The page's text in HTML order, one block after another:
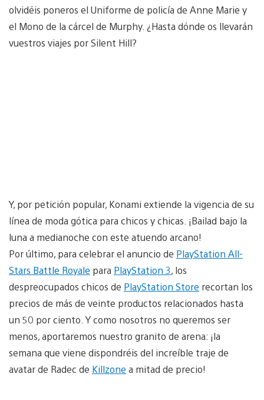
olvidéis poneros el Uniforme de policía de Anne Marie y
el Mono de la cárcel de Murphy. ¿Hasta dónde os llevarán
vuestros viajes por Silent Hill?
Y, por petición popular, Konami extiende la vigencia de su
línea de moda gótica para chicos y chicas. ¡Bailad bajo la
luna a medianoche con este atuendo arcano!
Por último, para celebrar el anuncio de PlayStation All-
Stars Battle Royale para PlayStation 3, los
despreocupados chicos de PlayStation Store recortan los
precios de más de veinte productos relacionados hasta
un 50 por ciento. Y como nosotros no queremos ser
menos, aportaremos nuestro granito de arena: ¡la
semana que viene dispondréis del increíble traje de
avatar de Radec de Killzone a mitad de precio!